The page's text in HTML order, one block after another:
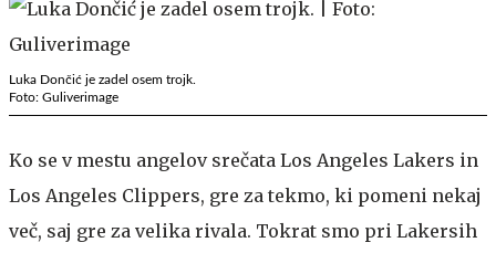
Luka Dončić je zadel osem trojk.
Foto: Guliverimage
Ko se v mestu angelov srečata Los Angeles Lakers in
Los Angeles Clippers, gre za tekmo, ki pomeni nekaj
več, saj gre za velika rivala. Tokrat smo pri Lakersih